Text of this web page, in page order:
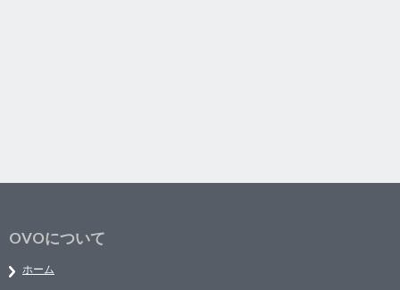
OVOについて
ホーム